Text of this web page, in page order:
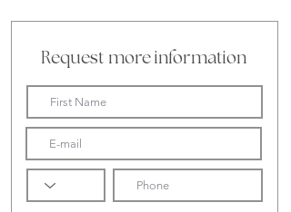
Request more information